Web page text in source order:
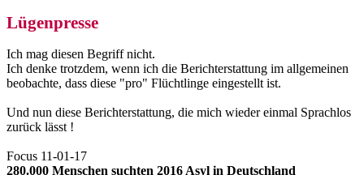
Lügenpresse
Ich mag diesen Begriff nicht.
Ich denke trotzdem, wenn ich die Berichterstattung im allgemeinen
beobachte, dass diese "pro" Flüchtlinge eingestellt ist.
Und nun diese Berichterstattung, die mich wieder einmal Sprachlos
zurück lässt !
Focus 11-01-17
280.000 Menschen suchten 2016 Asyl in Deutschland